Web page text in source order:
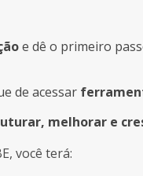
e dê o primeiro
de acessar
melhorar e
você terá: